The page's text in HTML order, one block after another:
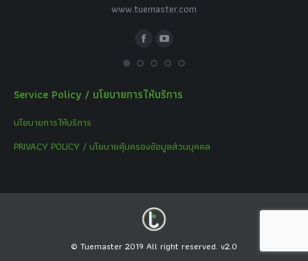
www.tuemaster.com
FacebookYouTube
Service Policy / นโยบายการให้บริการ
นโยบายการให้บริการ
PRIVACY POLICY / นโยบายคุ้มครองข้อมูลส่วนบุคคล
© Tuemaster 2019 All right reserved. v2.0